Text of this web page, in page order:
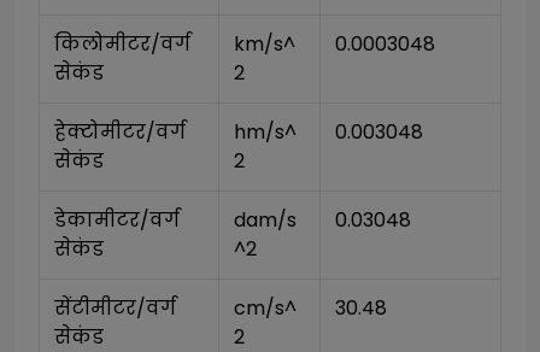
किलोमीटर/वर्ग
सेकंड
km/s^
2
0.0003048
हेक्टोमीटर/वर्ग
सेकंड
hm/s^
2
0.003048
डेकामीटर/वर्ग
सेकंड
dam/s
^2
0.03048
सेंटीमीटर/वर्ग
सेकंड
cm/s^
2
30.48